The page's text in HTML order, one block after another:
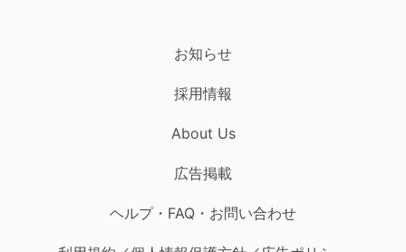
お知らせ
採用情報
About Us
広告掲載
ヘルプ・FAQ・お問い合わせ